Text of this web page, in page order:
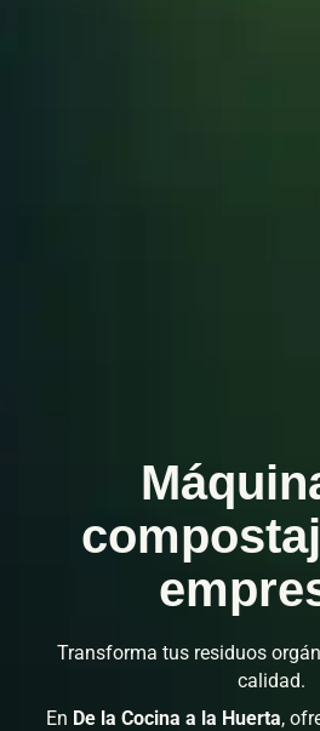
Transforma tus residuos
calidad.
En De la Cocina a la Huerta,